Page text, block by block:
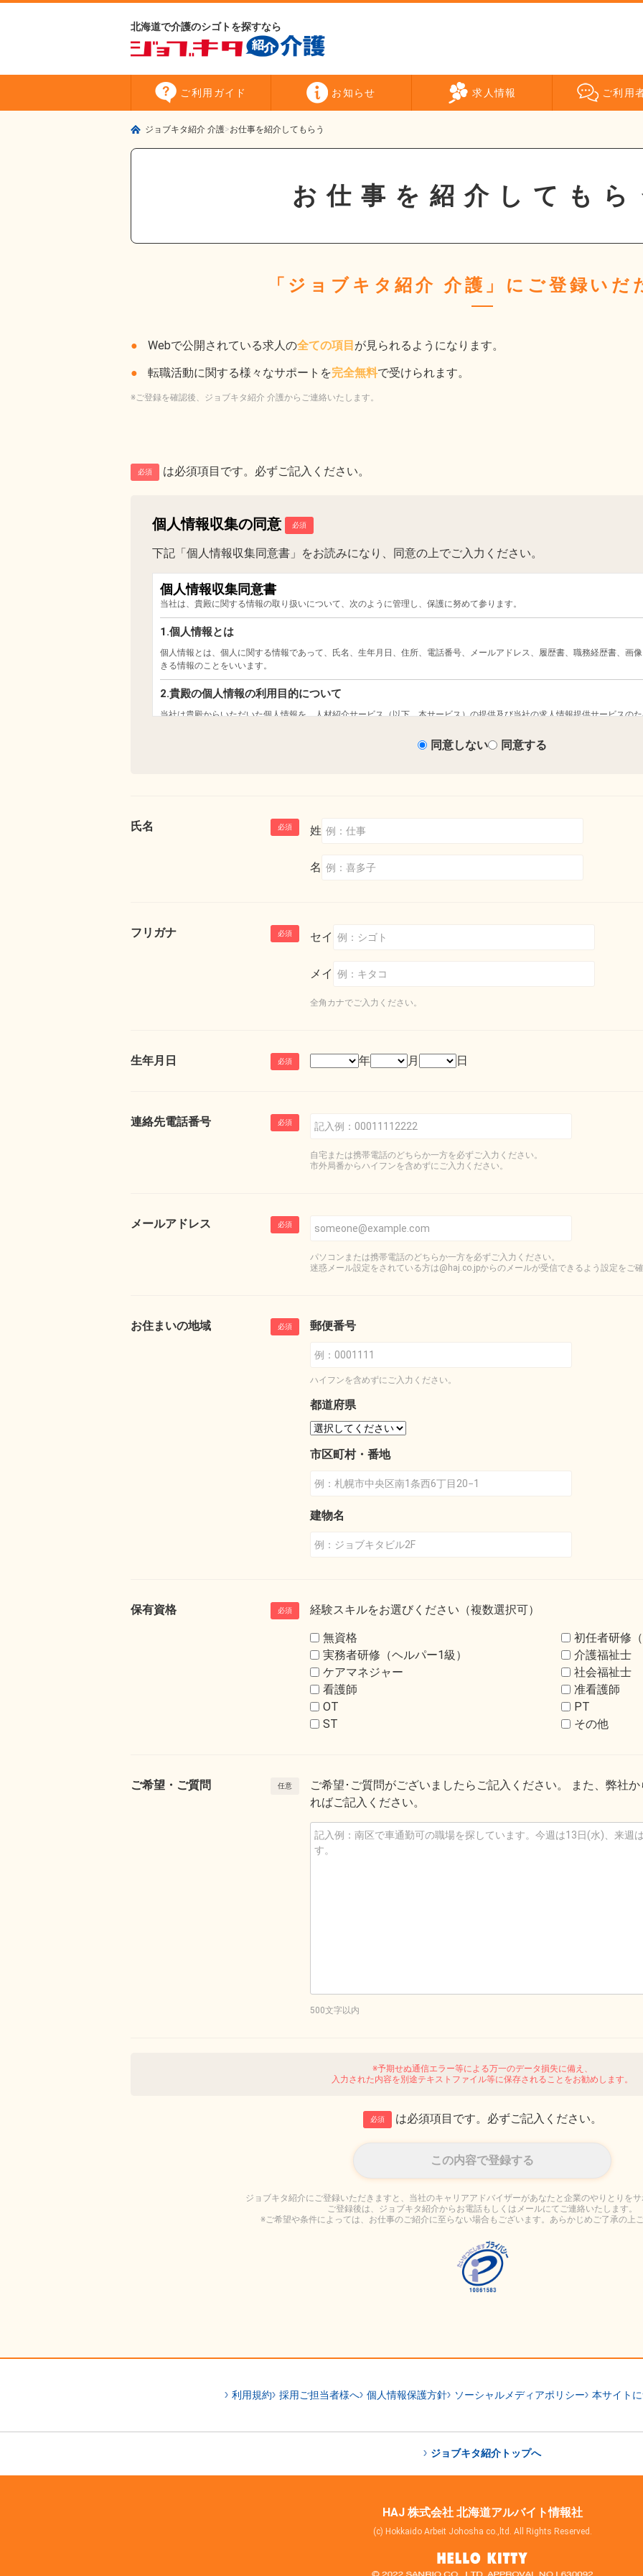
北海道で介護のシゴトを探すなら
ご利用 ガイド お知らせ 求人情報 ご利用
ジョブキタ紹介 介護 お仕事を紹介してもらう
お仕事を紹介してもら
「ジョブキタ紹介 介護」にご登録いだ
Webで公開されている求人の全ての項目 が見られるようになります。
転職活動に関する様々なサポートを完全無料で受けられます。
※ご登録を確認後、ジョブキタ紹介 介護からご連絡いたします。
必須 は必須項目です。必ずご記入ください。
個人情報収集の同意
下記「個人情報収集同意書」をお読みになり、同意の上でご入力ください。
同意しない 同意する
氏名 姓
名
フリガナ セイ
メイ
全角カナでご入力ください。
生年月日 年 月 日
連絡先電話番号
自宅または携帯電話のどちらか一方を必ずご入力ください。
市外局番からハイフンを含めずにご入力ください。
メールアドレス
パソコンまたは携帯電話のどちらか一方を必ずご入力ください。
迷惑メール設定をされている方は@haj.co.jpからのメールが受信できるよう設定をご確
お住まいの地域 郵便番号
ハイフンを含めずにご入力ください。
都道府県
市区町村・番地
建物名
保有資格 経験スキルをお選びください（複数選択可）
無資格
初任者研修
実務者研修（ヘルパー1級）
介護福祉士
ケアマネジャー
社会福祉士
看護師
准看護師
OT
PT
ST
その他
ご希望・ご質問
ご希望･ご質問がございましたらご記入ください。 また、弊社
ればご記入ください。
500文字以内
※予期せぬ通信エラー等による万一のデータ損失に備え、
入力された内容を別途テキストファイル等に保存されることをお勧めします。
必須 は必須項目です。必ずご記入ください。
ジョブキタ紹介にご登録いただきますと、当社のキャリアアドバイザーがあなたと企業のやりとりをサ
ご登録後は、ジョブキタ紹介からお電話もしくはメールにてご連絡いたします。
※ご希望や条件によっては、お仕事のご紹介に至らない場合もございます。あらかじめご了承の上ご
利用規約 採用ご担当者様へ 個人情報保護方針 ソーシャルメディアポリシー 本サイト
ジョブキタ紹介トップへ
HAJ 株式会社 北海道アルバイト情報社
(c) Hokkaido Arbeit Johosha co.,ltd. All Rights Reserved.